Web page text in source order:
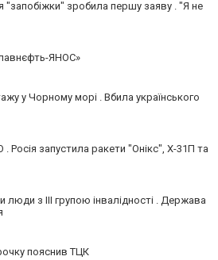
"запобіжки" зробила першу заяву . "Я не
ЯНОС»
у Чорному морі . Вбила українського
Росія запустила ракети "Онікс", Х-31П та
люди з III групою інвалідності . Держава
пояснив ТЦК